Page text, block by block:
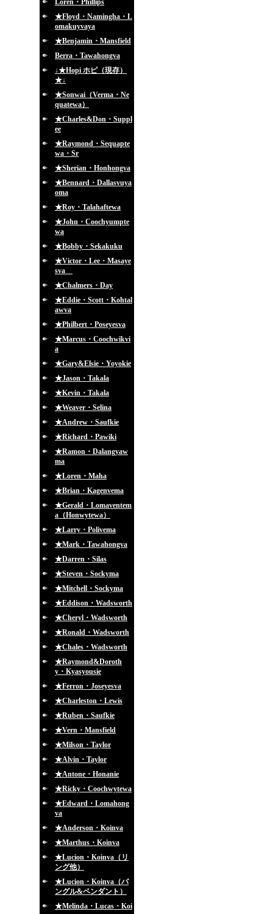
Loren・Phillips
★Floyd・Namingha・L
omakuyvaya
★Benjamin・Mansfield
Berra・Tawahongva
↓★Hopi ホピ（現存）
★↓
★Sonwai（Verma・Ne
quatewa）
★Charles&Don・Suppl
ee
★Raymond・Sequapte
wa・Sr
★Sherian・Honhongva
★Bennard・Dallasvuya
oma
★Roy・Talahaftewa
★John・Coochyumpte
wa
★Bobby・Sekakuku
★Victor・Lee・Masaye
sva
★Chalmers・Day
★Eddie・Scott・Kohtal
awva
★Philbert・Poseyesva
★Marcus・Coochwikvi
a
★Gary&Elsie・Yoyokie
★Jason・Takala
★Kevin・Takala
★Weaver・Selina
★Andrew・Saufkie
★Richard・Pawiki
★Ramon・Dalangyaw
ma
★Loren・Maha
★Brian・Kagenvema
★Gerald・Lomaventem
a（Honwytewa）
★Larry・Polivema
★Mark・Tawahongva
★Darren・Silas
★Steven・Sockyma
★Mitchell・Sockyma
★Eddison・Wadsworth
★Cheryl・Wadsworth
★Ronald・Wadsworth
★Chales・Wadsworth
★Raymond&Doroth
y・Kyasyousie
★Ferron・Joseyesva
★Charleston・Lewis
★Ruben・Saufkie
★Vern・Mansfield
★Milson・Taylor
★Alvin・Taylor
★Antone・Honanie
★Ricky・Coochwytewa
★Edward・Lomahong
va
★Anderson・Koinva
★Marthus・Koinva
★Lucion・Koinva（リ
ング他）
★Lucion・Koinva（バ
ングル&ペンダント）
★Melinda・Lucas・Koi